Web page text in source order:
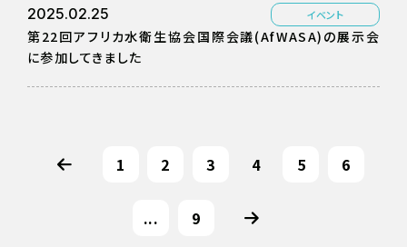
2025.02.25 イベント
第22回アフリカ水衛生協会国際会議(AfWASA)の展示会
に参加してきました
1 2 3 4 5 6
... 9